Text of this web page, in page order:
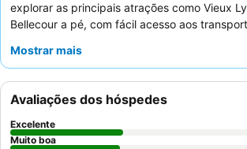
explorar as principais atrações como Vieux
Bellecour a pé, com fácil acesso aos
de pequeno-almoço
consistentemente o
staff caloroso,
a qualidade das ofertas de pequeno-almoço.
experiência mais tranquila, os hóspedes
quarto virado para o jardim.
Mostrar mais
Avaliações dos hóspedes
Excelente
Muito boa